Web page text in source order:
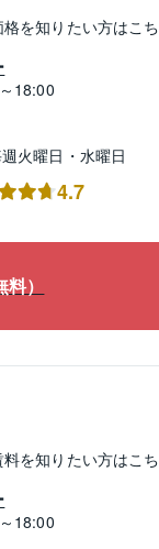
格を知りたい方はこ
18:00
火曜日・水曜日
4.7
）
料を知りたい方はこ
18:00